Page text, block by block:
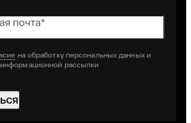
почта*
на обработку персональных данных и
рассылки